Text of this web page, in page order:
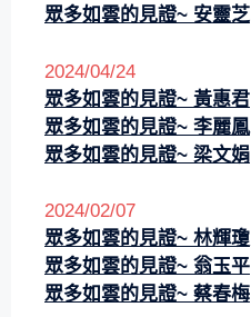
眾多如雲的見證~ 安靈芝
2024/04/24
眾多如雲的見證~ 黃惠君
眾多如雲的見證~ 李麗鳳
眾多如雲的見證~ 梁文娟
2024/02/07
眾多如雲的見證~ 林輝瓊
眾多如雲的見證~ 翁玉平
眾多如雲的見證~ 蔡春梅